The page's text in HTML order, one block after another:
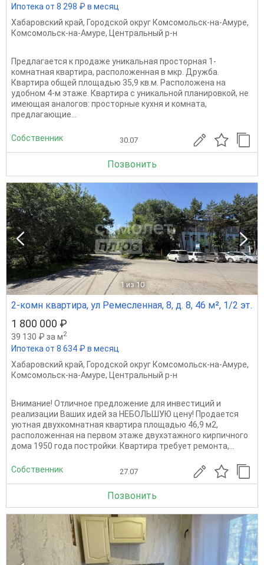
Ипотека от 8 298 ₽ в месяц
Хабаровский край, Городской округ Комсомольск-на-Амуре,
Комсомольск-на-Амуре, Центральный р-н
Предлагается к продаже уникальная просторная 1-
комнатная квартира, расположенная в мкр. Дружба.
Квартира общей площадью 35,9 кв.м. Расположена на
удобном 4-м этаже. Квартира с уникальной планировкой, не
имеющая аналогов: просторные кухня и комната,
предлагающие...
Собственник 30.07
Позвонить
1 из 10
2-комн квартира, ул Ремесленная, 8, д. 8, 46 м², 1/2 эт.
1 800 000 ₽
39 130 ₽ за м2
Ипотека от 8 634 ₽ в месяц
Хабаровский край, Городской округ Комсомольск-на-Амуре,
Комсомольск-на-Амуре, Центральный р-н
Внимание! Отличное предложение для инвестиций и
реализации Ваших идей за НЕБОЛЬШУЮ цену! Продается
уютная двухкомнатная квартира площадью 46,9 м2,
расположенная на первом этаже двухэтажного кирпичного
дома 1950 года постройки. Квартира требует ремонта,...
Собственник 27.07
Позвонить